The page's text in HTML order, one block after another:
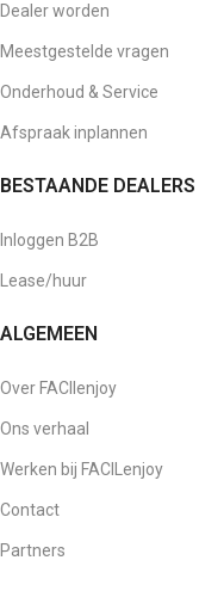
Dealer worden
Meestgestelde vragen
Onderhoud & Service
Afspraak inplannen
BESTAANDE DEALERS
Inloggen B2B
Lease/huur
ALGEMEEN
Over FACIlenjoy
Ons verhaal
Werken bij FACILenjoy
Contact
Partners